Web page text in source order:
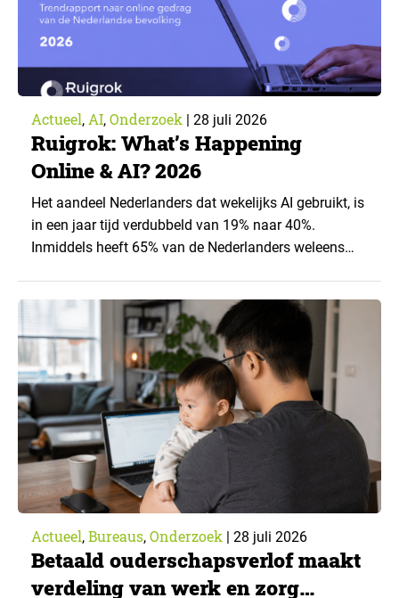
Actueel, AI, Onderzoek | 28 juli 2026
Ruigrok: What’s Happening
Online & AI? 2026
Het aandeel Nederlanders dat wekelijks AI gebruikt, is
in een jaar tijd verdubbeld van 19% naar 40%.
Inmiddels heeft 65% van de Nederlanders weleens
van What’s Happening Online & AI? 2026, het
jaarlijkse trendrapport van Ruigrok onderzoek &
advies over…
Actueel, Bureaus, Onderzoek | 28 juli 2026
Betaald ouderschapsverlof maakt
verdeling van werk en zorg